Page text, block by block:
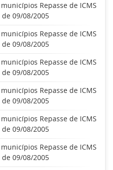
Repasse de ICMS
09/08/2005
Repasse de ICMS
09/08/2005
Repasse de ICMS
09/08/2005
Repasse de ICMS
09/08/2005
Repasse de ICMS
09/08/2005
Repasse de ICMS
09/08/2005